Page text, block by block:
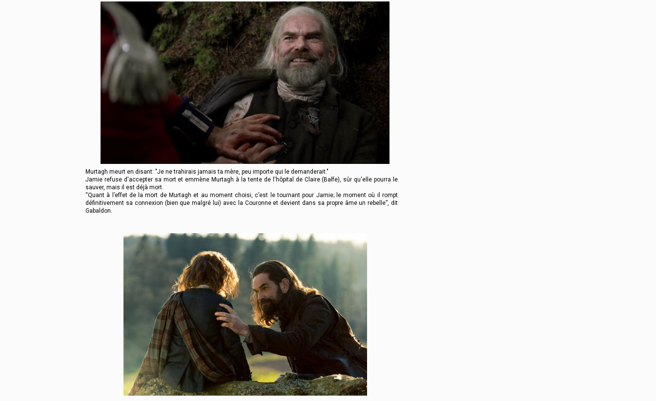
Murtagh meurt en disant: "Je ne trahirais jamais ta mère, peu importe qui le demanderait."
Jamie refuse d'accepter sa mort et emmène Murtagh à la tente de l'hôpital de Claire (Balfe), sûr qu'elle pourra le
sauver, mais il est déjà mort.
“Quant à l’effet de la mort de Murtagh et au moment choisi, c’est le tournant pour Jamie; le moment où il rompt
définitivement sa connexion (bien que malgré lui) avec la Couronne et devient dans sa propre âme un rebelle”, dit
Gabaldon.